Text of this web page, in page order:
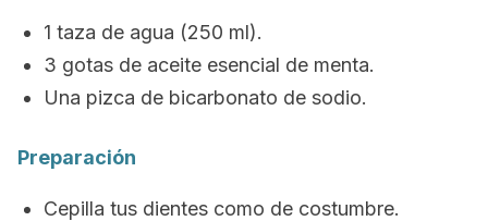
1 taza de agua (250 ml).
3 gotas de aceite esencial de menta.
Una pizca de bicarbonato de sodio.
Preparación
Cepilla tus dientes como de costumbre.